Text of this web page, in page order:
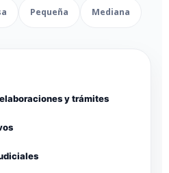
Pequeña Mediana
y trámites